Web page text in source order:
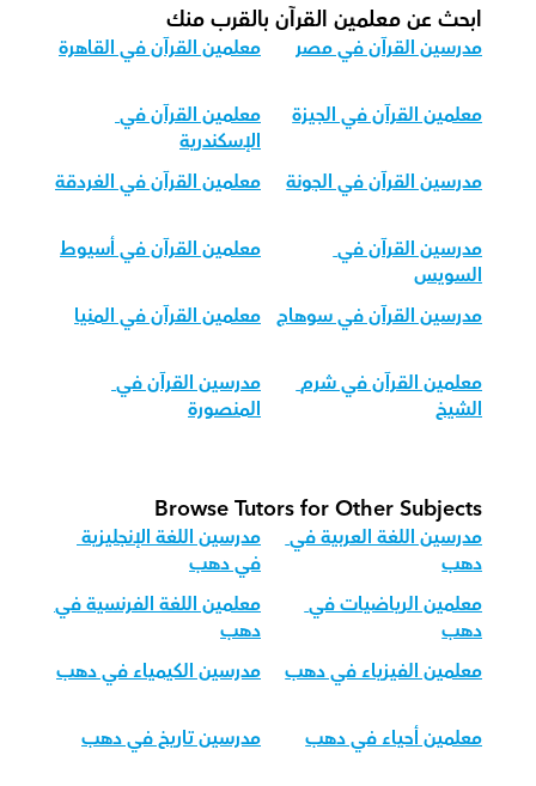
ابحث عن معلمين القرآن بالقرب منك
مدرسين القرآن في مصر
معلمين القرآن في القاهرة
معلمين القرآن في الجيزة
معلمين القرآن في
الإسكندرية
مدرسين القرآن في الجونة
معلمين القرآن في الغردقة
مدرسين القرآن في
السويس
معلمين القرآن في أسيوط
مدرسين القرآن في سوهاج معلمين القرآن في المنيا
معلمين القرآن في شرم
الشيخ
مدرسين القرآن في
المنصورة
Browse Tutors for Other Subjects
مدرسين اللغة العربية في
دهب
مدرسين اللغة الإنجليزية
في دهب
معلمين الرياضيات في
دهب
معلمين اللغة الفرنسية في
دهب
معلمين الفيزياء في دهب
مدرسين الكيمياء في دهب
معلمين أحياء في دهب
مدرسين تاريخ في دهب